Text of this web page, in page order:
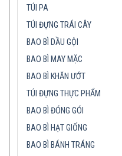
TÚI PA
TÚI ĐỰNG TRÁI CÂY
BAO BÌ DẦU GỘI
BAO BÌ MAY MẶC
BAO BÌ KHĂN ƯỚT
TÚI ĐỰNG THỰC PHẨM
BAO BÌ ĐÓNG GÓI
BAO BÌ HẠT GIỐNG
BAO BÌ BÁNH TRÁNG